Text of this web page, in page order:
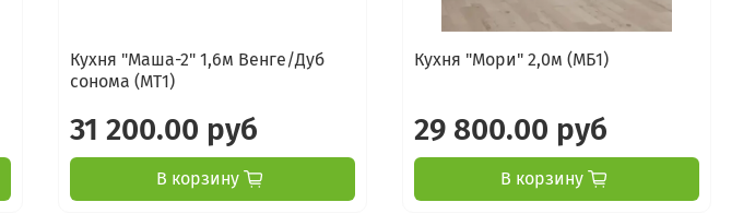
Кухня "Маша-2" 1,6м Венге/Дуб
сонома (МТ1)
31 200.00 руб
В корзину
Кухня "Мори" 2,0м (МБ1)
29 800.00 руб
В корзину